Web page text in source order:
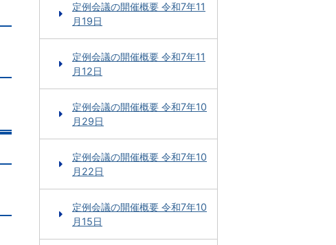
定例会議の開催概要 令和7年11
月19日
定例会議の開催概要 令和7年11
月12日
定例会議の開催概要 令和7年10
月29日
定例会議の開催概要 令和7年10
月22日
定例会議の開催概要 令和7年10
月15日